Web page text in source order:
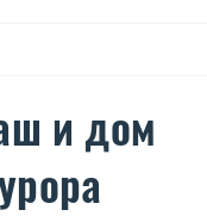
и дом